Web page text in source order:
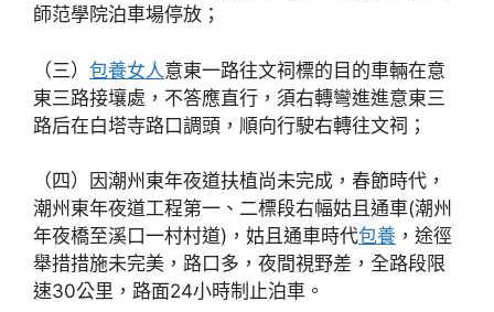
師范學院泊車場停放；
（三） 包養女人意東一路往文祠標的目的車輛在意
東三路接壤處，不答應直行，須右轉彎進進意東三
路后在白塔寺路口調頭，順向行駛右轉往文祠；
（四）因潮州東年夜道扶植尚未完成，春節時代，
潮州東年夜道工程第一、二標段右幅姑且通車(潮州
年夜橋至溪口一村村道)，姑且通車時代包養 ，途徑
舉措措施未完美，路口多，夜間視野差，全路段限
速30公里，路面24小時制止泊車。